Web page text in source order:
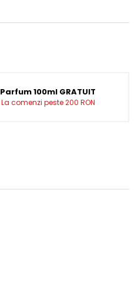
Parfum 100ml GRATUIT
La comenzi peste 200 RON